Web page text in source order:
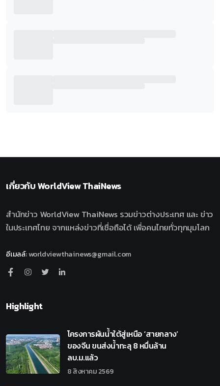
เกี่ยวกับWorldView ThaiNews
สำนักข่าว WorldView ThaiNews รวมข่าวต่างประเทศ และ ข่าว
ในประเทศไทย จากแหล่งข่าวที่เชื่อถือได้ เพื่อคนไทยทั่วทุกมุมโลก
อีเมลล์:worldviewthainews@gmail.com
Highlight
โครงการผันน้ำใต้สู่เหนือ ‘สายกลาง’
ของจีน ขนส่งน้ำทะลุ 8 หมื่นล้าน
ลบ.ม.แล้ว
8 สิงหาคม 2569